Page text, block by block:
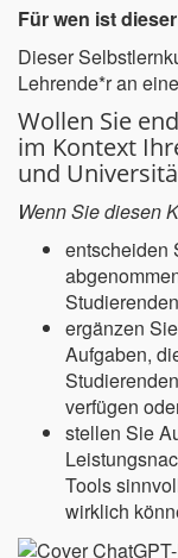
Für wen ist
Dieser
Lehrende*r an
Wollen Sie
im Kontext
und
Wenn Sie diesen
entscheiden
ergänzen
Aufgaben,
verfügen
stellen Sie
Tools
wirklich